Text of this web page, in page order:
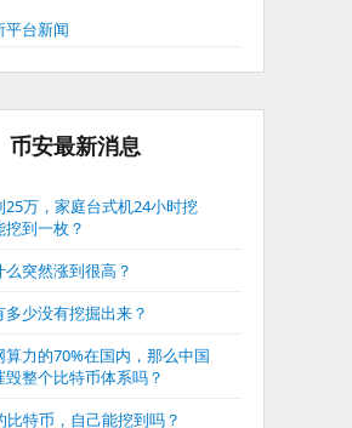
平台新闻
币安最新消息
25万，家庭台式机24小时挖
到一枚？
么突然涨到很高？
多少没有挖掘出来？
算力的70%在国内，那么中国
整个比特币体系吗？
比特币，自己能挖到吗？